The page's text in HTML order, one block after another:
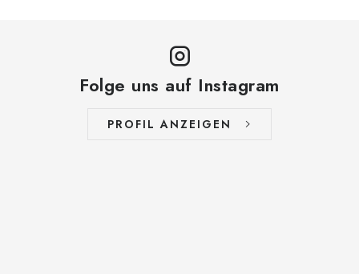
Folge uns auf Instagram
PROFIL ANZEIGEN